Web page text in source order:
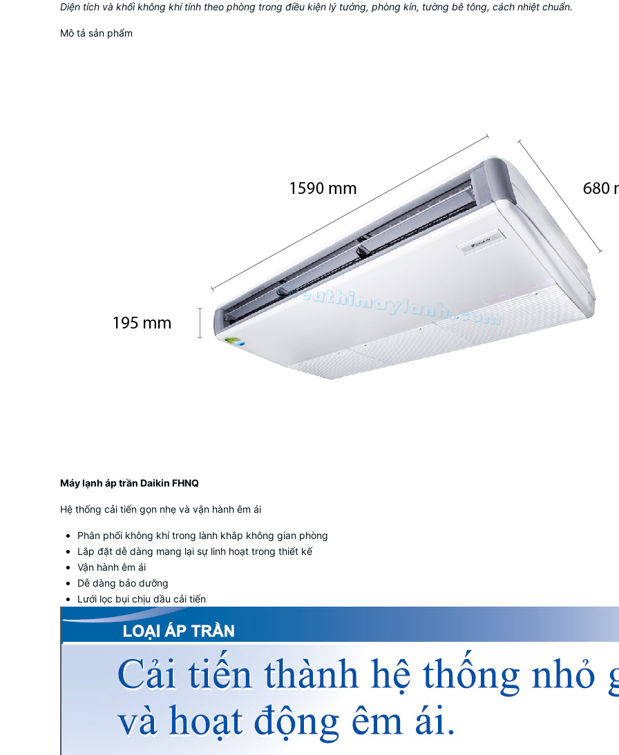
Diện tích và khối không khí tính theo phòng trong điều kiện lý tưởng, phòng kín, tường bê tông, cách nhiệt chuẩn.
Mô tả sản phẩm
Máy lạnh áp trần Daikin FHNQ
Hệ thống cải tiến gọn nhẹ và vận hành êm ái
Phân phối không khí trong lành khắp không gian phòng
Lắp đặt dễ dàng mang lại sự linh hoạt trong thiết kế
Vận hành êm ái
Dễ dàng bảo dưỡng
Lưới lọc bụi chịu dầu cải tiến